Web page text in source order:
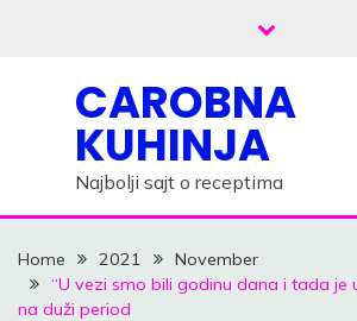
CAROBNA
KUHINJA
Najbolji sajt o receptima
Home 2021
November
“U vezi smo bili godinu dana i tada je
na duži period